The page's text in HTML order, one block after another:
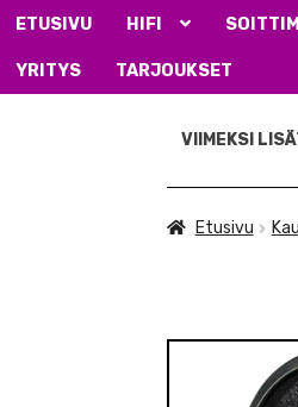
ETUSIVU HIFI
YRITYS TARJOUKSET
navigointiin
sisältöön
VIIMEKSI
Etusivu